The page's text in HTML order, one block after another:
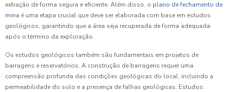
extração de forma segura e eficiente. Além disso, o plano de fechamento de
mina é uma etapa crucial que deve ser elaborada com base em estudos
geológicos, garantindo que a área seja recuperada de forma adequada
após o término da exploração.
Os estudos geológicos também são fundamentais em projetos de
barragens e reservatórios. A construção de barragens requer uma
compreensão profunda das condições geológicas do local, incluindo a
permeabilidade do solo e a presença de falhas geológicas. Estudos